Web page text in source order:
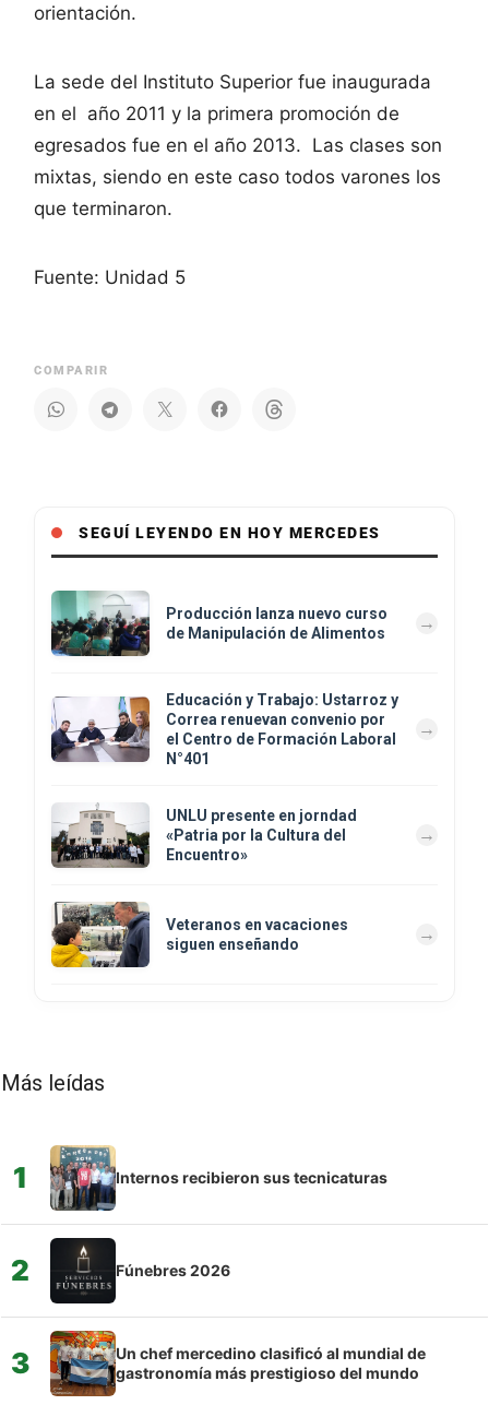
orientación.
La sede del Instituto Superior fue inaugurada
en el año 2011 y la primera promoción de
egresados fue en el año 2013. Las clases son
mixtas, siendo en este caso todos varones los
que terminaron.
Fuente: Unidad 5
COMPARIR
SEGUÍ LEYENDO EN HOY MERCEDES
Producción lanza nuevo curso
de Manipulación de Alimentos
Educación y Trabajo: Ustarroz y
Correa renuevan convenio por
el Centro de Formación Laboral
N°401
UNLU presente en jorndad
«Patria por la Cultura del
Encuentro»
Veteranos en vacaciones
siguen enseñando
Más leídas
1 Internos recibieron sus tecnicaturas
2 Fúnebres 2026
3
Un chef mercedino clasificó al mundial de
gastronomía más prestigioso del mundo